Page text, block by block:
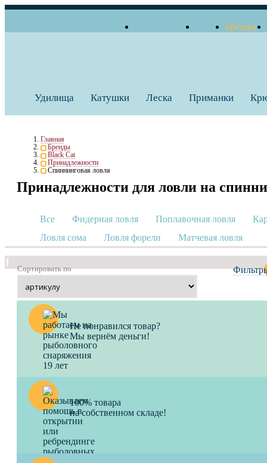
Бренды
Удилища Катушки Леска Приманки
Главная
Бренды
Black Cat
Принадлежности
Спиннинговая ловля
Принадлежности для ловли на
Все Фидерная ловля Поплавочная ловля
Ловля сома
Ловля форели Матчевая ловля
Сортировать по
Не понравился товар?
Мы вернём деньги!
100% товара
на собственном складе!